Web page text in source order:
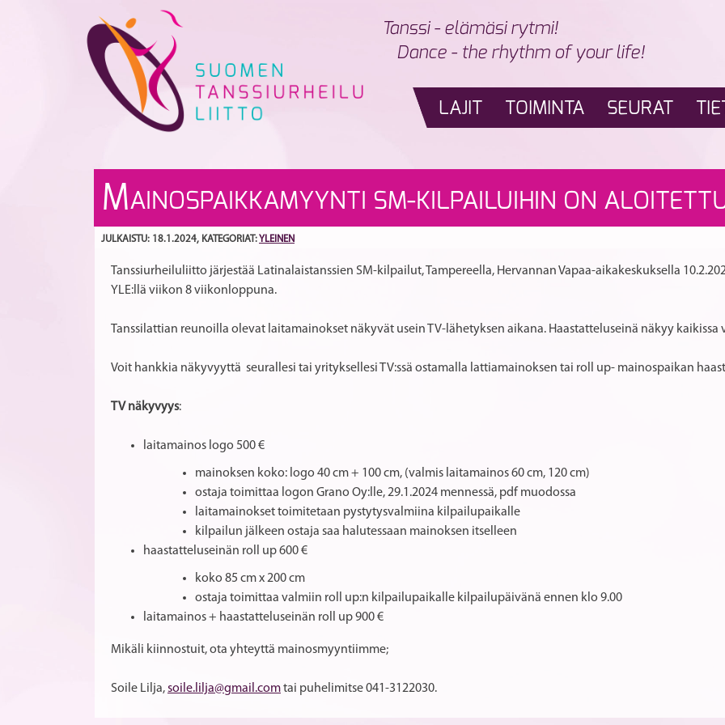
Tanssi - elämäsi rytmi!
Dance - the rhythm of your life!
LAJIT TOIMINTA SEURAT
MAINOSPAIKKAMYYNTI SM-KILPAILUIHIN ON
JULKAISTU: 18.1.2024, KATEGORIAT:YLEINEN
Tanssiurheiluliitto järjestää Latinalaistanssien SM-kilpailut, Tampereella, Hervannan Vapaa-aikakeskuksella
YLE:llä viikon 8 viikonloppuna.
Tanssilattian reunoilla olevat laitamainokset näkyvät usein TV-lähetyksen aikana. Haastatteluseinä näkyy
Voit hankkia näkyvyyttä seurallesi tai yrityksellesi TV:ssä ostamalla lattiamainoksen tai roll up- mainospaikan
TV näkyvyys:
laitamainos logo 500 €
mainoksen koko: logo 40 cm + 100 cm, (valmis laitamainos 60 cm, 120 cm)
ostaja toimittaa logon Grano Oy:lle, 29.1.2024 mennessä, pdf muodossa
laitamainokset toimitetaan pystytysvalmiina kilpailupaikalle
kilpailun jälkeen ostaja saa halutessaan mainoksen itselleen
haastatteluseinän roll up 600 €
koko 85 cm x 200 cm
ostaja toimittaa valmiin roll up:n kilpailupaikalle kilpailupäivänä ennen klo 9.00
laitamainos + haastatteluseinän roll up 900 €
Mikäli kiinnostuit, ota yhteyttä mainosmyyntiimme;
Soile Lilja,soile.lilja@gmail.comtai puhelimitse 041-3122030.